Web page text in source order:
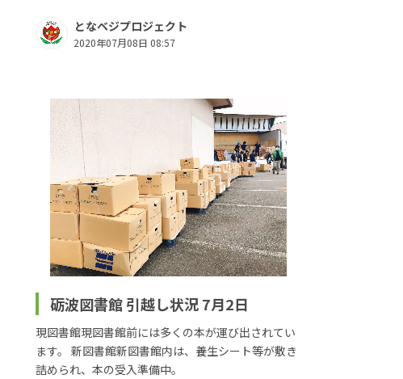
となベジプロジェクト
2020年07月08日 08:57
砺波図書館 引越し状況 7月2日
現図書館現図書館前には多くの本が運び出されてい
ます。 新図書館新図書館内は、養生シート等が敷き
詰められ、本の受入準備中。